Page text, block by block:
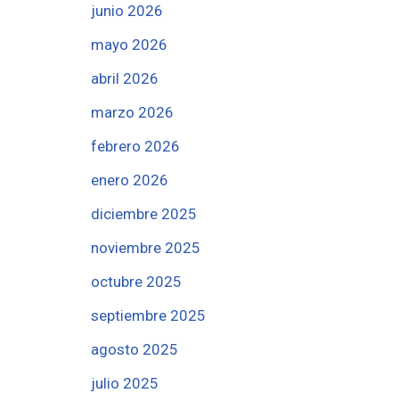
junio 2026
mayo 2026
abril 2026
marzo 2026
febrero 2026
enero 2026
diciembre 2025
noviembre 2025
octubre 2025
septiembre 2025
agosto 2025
julio 2025